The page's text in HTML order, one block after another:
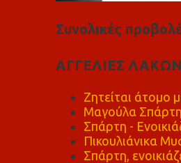
Συνολικές
ΑΓΓΕΛΙΕΣ
Ζητείται άτομο
Μαγούλα
Σπάρτη -
Πικουλιάνικα
Σπάρτη,